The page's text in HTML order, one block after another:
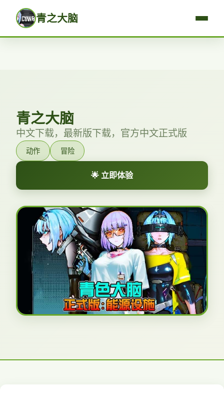
青之大脑
青之大脑
中文下载，最新版下载，官方中文正式版
动作 冒险
🌟 立即体验